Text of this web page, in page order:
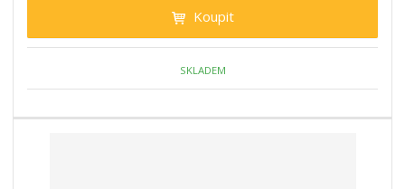
Koupit
SKLADEM